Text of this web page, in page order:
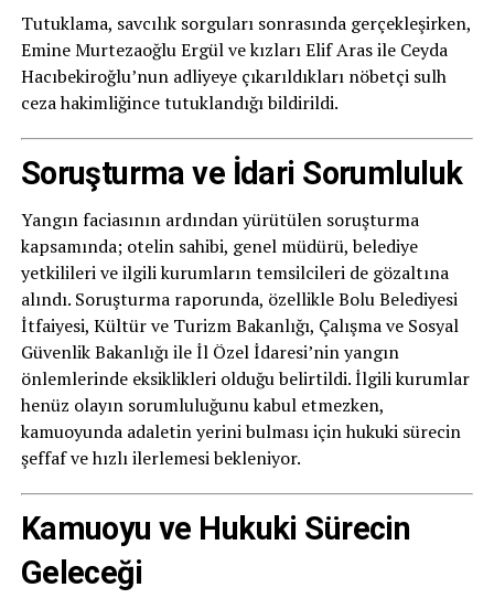
Tutuklama, savcılık sorguları sonrasında gerçekleşirken,
Emine Murtezaoğlu Ergül ve kızları Elif Aras ile Ceyda
Hacıbekiroğlu’nun adliyeye çıkarıldıkları nöbetçi sulh
ceza hakimliğince tutuklandığı bildirildi.
Soruşturma ve İdari Sorumluluk
Yangın faciasının ardından yürütülen soruşturma
kapsamında; otelin sahibi, genel müdürü, belediye
yetkilileri ve ilgili kurumların temsilcileri de gözaltına
alındı. Soruşturma raporunda, özellikle Bolu Belediyesi
İtfaiyesi, Kültür ve Turizm Bakanlığı, Çalışma ve Sosyal
Güvenlik Bakanlığı ile İl Özel İdaresi’nin yangın
önlemlerinde eksiklikleri olduğu belirtildi. İlgili kurumlar
henüz olayın sorumluluğunu kabul etmezken,
kamuoyunda adaletin yerini bulması için hukuki sürecin
şeffaf ve hızlı ilerlemesi bekleniyor.
Kamuoyu ve Hukuki Sürecin
Geleceği